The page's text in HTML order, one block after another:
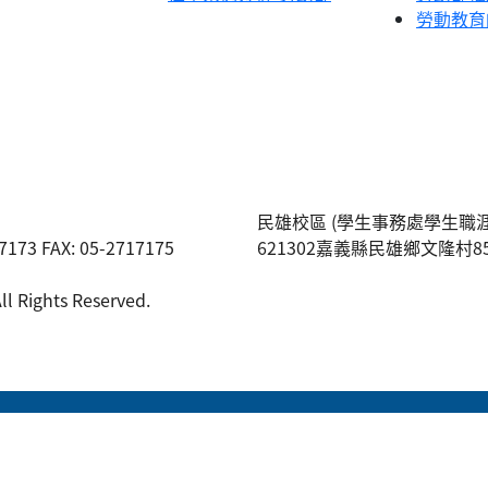
勞動教
FAX: 05-2717175
民雄校區 (學生事務處學生職
621302嘉義縣民雄鄉文隆村
Reserved.